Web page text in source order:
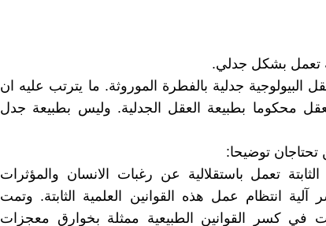
تعمل بشكل جدلي.
البيولوجية جدلية بالفطرة الموروثة. ما يترتب عليه ان
محكوما بطبيعة العقل الجدلية. وليس بطبيعة جدل
تحتاجان توضيحا:
الثابتة تعمل باستقلالية عن رغبات الانسان والمؤثرات
آلية انتظام عمل هذه القوانين العلمية الثابتة. وتمت
في كسر القوانين الطبيعية ممثلة بخوارق معجزات